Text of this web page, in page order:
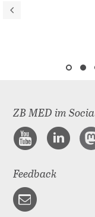
ZB MED im
Feedback